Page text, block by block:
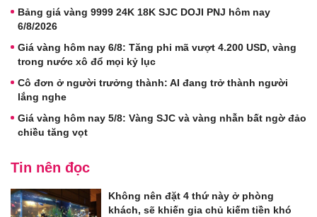
Bảng giá vàng 9999 24K 18K SJC DOJI PNJ hôm nay
6/8/2026
Giá vàng hôm nay 6/8: Tăng phi mã vượt 4.200 USD, vàng
trong nước xô đổ mọi kỷ lục
Cô đơn ở người trưởng thành: AI đang trở thành người
lắng nghe
Giá vàng hôm nay 5/8: Vàng SJC và vàng nhẫn bất ngờ đảo
chiều tăng vọt
Tin nên đọc
Không nên đặt 4 thứ này ở phòng
khách, sẽ khiến gia chủ kiếm tiền khó